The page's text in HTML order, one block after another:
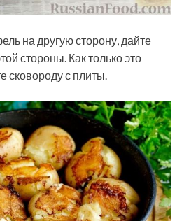
на другую сторону, дайте
стороны. Как только это
сковороду с плиты.